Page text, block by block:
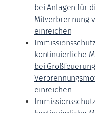
bei Anlagen für
Mitverbrennung
einreichen
kontinuierliche
bei
einreichen